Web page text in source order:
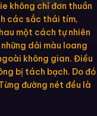
không chỉ đơn thuần
các sắc thái tím,
một cách tự nhiên
dải màu loang
không gian. Điều
bị tách bạch. Do đó
đường nét đều là